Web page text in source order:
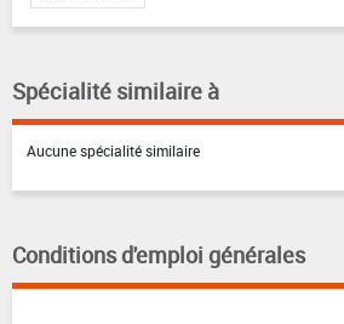
Spécialité similaire à
Aucune spécialité similaire
Conditions d'emploi générales